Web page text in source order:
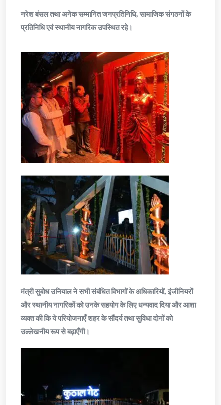
नरेश बंसल तथा अनेक सम्मानित जनप्रतिनिधि, सामाजिक संगठनों के
प्रतिनिधि एवं स्थानीय नागरिक उपस्थित रहे।
मंत्री सुबोध उनियाल ने सभी संबंधित विभागों के अधिकारियों, इंजीनियरों
और स्थानीय नागरिकों को उनके सहयोग के लिए धन्यवाद दिया और आशा
व्यक्त की कि ये परियोजनाएँ शहर के सौंदर्य तथा सुविधा दोनों को
उल्लेखनीय रूप से बढ़ाएँगी।